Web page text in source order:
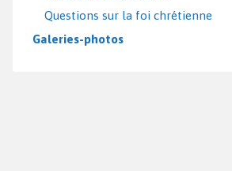
Questions sur la foi chrétienne
Galeries-photos